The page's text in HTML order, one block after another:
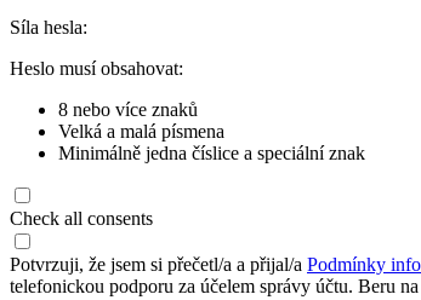
Síla hesla:
Heslo musí obsahovat:
8 nebo více znaků
Velká a malá písmena
Minimálně jedna číslice a speciální znak
Check all consents
Potvrzuji, že jsem si přečetl/a a přijal/a Podmínky
telefonickou podporu za účelem správy účtu. Beru